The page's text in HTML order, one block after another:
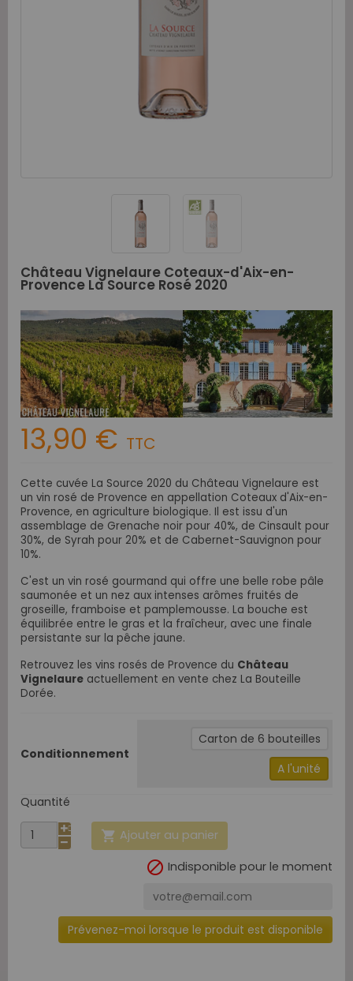
Château Vignelaure Coteaux-d'Aix-en-
Provence La Source Rosé 2020
13,90 € TTC
Cette cuvée La Source 2020 du Château Vignelaure est
un vin rosé de Provence en appellation Coteaux d'Aix-en-
Provence, en agriculture biologique. Il est issu d'un
assemblage de Grenache noir pour 40%, de Cinsault pour
30%, de Syrah pour 20% et de Cabernet-Sauvignon pour
10%.
C'est un vin rosé gourmand qui offre une belle robe pâle
saumonée et un nez aux intenses arômes fruités de
groseille, framboise et pamplemousse. La bouche est
équilibrée entre le gras et la fraîcheur, avec une finale
persistante sur la pêche jaune.
Retrouvez les vins rosés de Provence du Château
Vignelaure actuellement en vente chez La Bouteille
Dorée.
Conditionnement
Carton de 6 bouteilles
A l'unité
Quantité
 Ajouter au panier
 Indisponible pour le moment
Prévenez-moi lorsque le produit est disponible